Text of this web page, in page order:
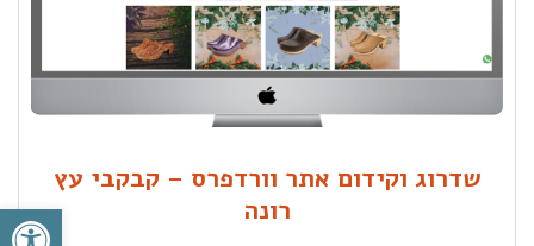
שדרוג וקידום אתר וורדפרס – קבקבי עץ
רונה
פתח